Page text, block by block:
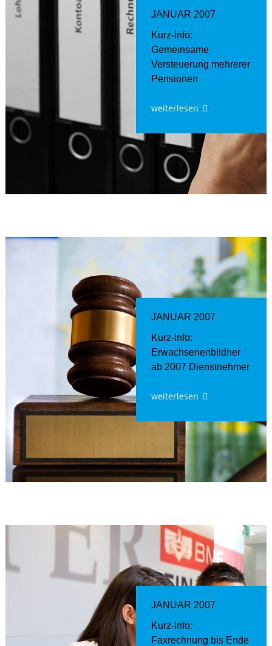
JANUAR 2007
Kurz-Info:
Gemeinsame
Versteuerung mehrerer
Pensionen
weiterlesen
JANUAR 2007
Kurz-Info:
Erwachsenenbildner
ab 2007 Dienstnehmer
weiterlesen
JANUAR 2007
Kurz-Info:
Faxrechnung bis Ende